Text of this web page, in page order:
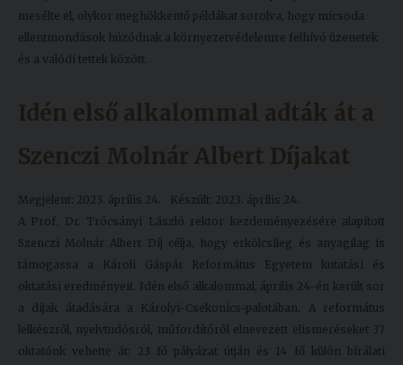
mesélte el, olykor meghökkentő példákat sorolva, hogy micsoda
ellentmondások húzódnak a környezetvédelemre felhívó üzenetek
és a valódi tettek között.
Idén első alkalommal adták át a
Szenczi Molnár Albert Díjakat
Megjelent: 2023. április 24.
Készült: 2023. április 24.
A Prof. Dr. Trócsányi László rektor kezdeményezésére alapított
Szenczi Molnár Albert Díj célja, hogy erkölcsileg és anyagilag is
támogassa a Károli Gáspár Református Egyetem kutatási és
oktatási eredményeit. Idén első alkalommal, április 24-én került sor
a díjak átadására a Károlyi-Csekonics-palotában. A református
lelkészről, nyelvtudósról, műfordítóról elnevezett elismeréseket 37
oktatónk vehette át: 23 fő pályázat útján és 14 fő külön bírálati